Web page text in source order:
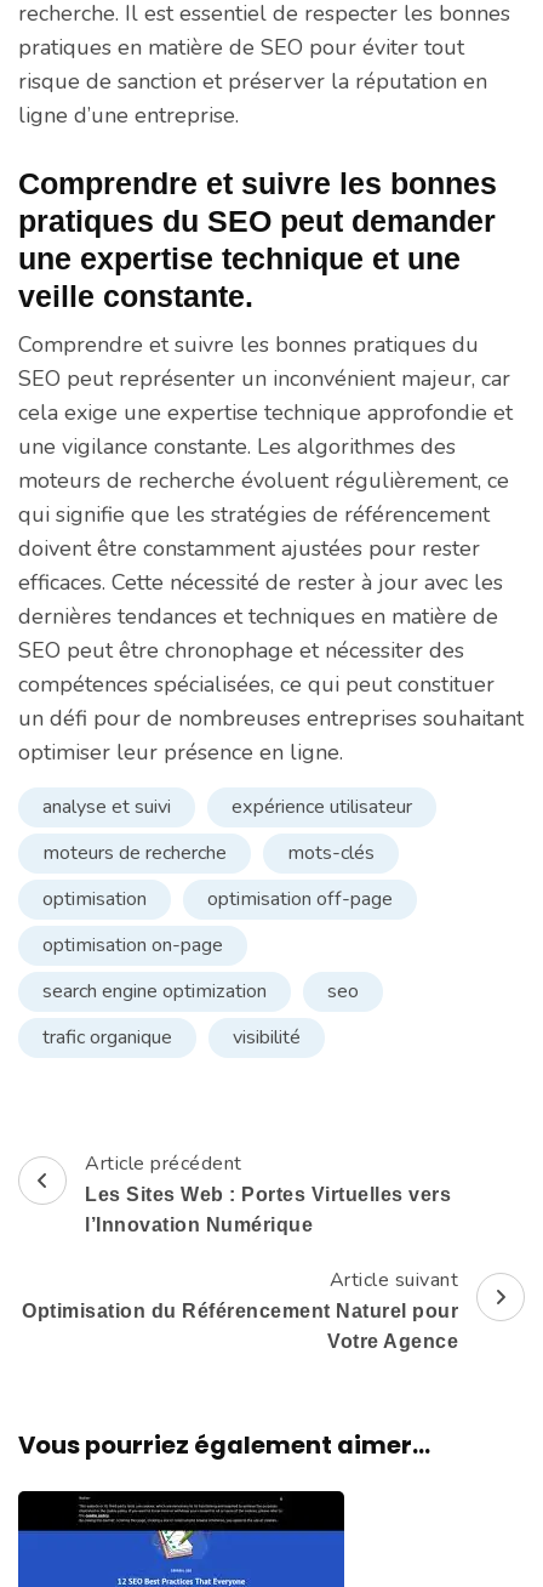
recherche. Il est essentiel de respecter les bonnes
pratiques en matière de SEO pour éviter tout
risque de sanction et préserver la réputation en
ligne d’une entreprise.
Comprendre et suivre les bonnes
pratiques du SEO peut demander
une expertise technique et une
veille constante.
Comprendre et suivre les bonnes pratiques du
SEO peut représenter un inconvénient majeur, car
cela exige une expertise technique approfondie et
une vigilance constante. Les algorithmes des
moteurs de recherche évoluent régulièrement, ce
qui signifie que les stratégies de référencement
doivent être constamment ajustées pour rester
efficaces. Cette nécessité de rester à jour avec les
dernières tendances et techniques en matière de
SEO peut être chronophage et nécessiter des
compétences spécialisées, ce qui peut constituer
un défi pour de nombreuses entreprises souhaitant
optimiser leur présence en ligne.
analyse et suivi
expérience utilisateur
moteurs de recherche
mots-clés
optimisation
optimisation off-page
optimisation on-page
search engine optimization
seo
trafic organique
visibilité
Navigation
d'article
Article précédent
Les Sites Web : Portes Virtuelles vers
l’Innovation Numérique
Article suivant
Optimisation du Référencement Naturel pour
Votre Agence
Vous pourriez également aimer...